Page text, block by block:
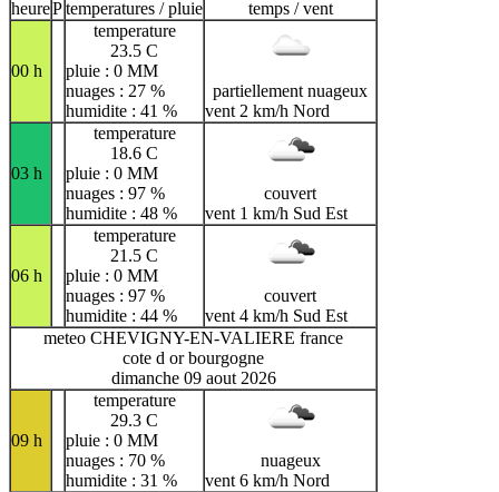
heurePtemperatures / pluie temps / vent
00 h
temperature
23.5 C
pluie : 0 MM
nuages : 27 %
humidite : 41 %
partiellement nuageux
vent 2 km/h Nord
03 h
temperature
18.6 C
pluie : 0 MM
nuages : 97 %
humidite : 48 %
couvert
vent 1 km/h Sud Est
06 h
temperature
21.5 C
pluie : 0 MM
nuages : 97 %
humidite : 44 %
couvert
vent 4 km/h Sud Est
meteo CHEVIGNY-EN-VALIERE france
cote d or bourgogne
dimanche 09 aout 2026
09 h
temperature
29.3 C
pluie : 0 MM
nuages : 70 %
humidite : 31 %
nuageux
vent 6 km/h Nord